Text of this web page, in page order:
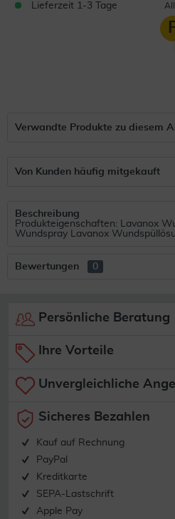
Lieferzeit 1-3 Tage
Verwandte Produkte zu diesem
Von Kunden häufig mitgekauft
Beschreibung
Produkteigenschaften: Lavanox
Wundspray Lavanox
Bewertungen 0
Persönliche Beratung
Ihre Vorteile
Unvergleichliche
Sicheres Bezahlen
Kauf auf Rechnung
PayPal
Kreditkarte
SEPA-Lastschrift
Apple Pay